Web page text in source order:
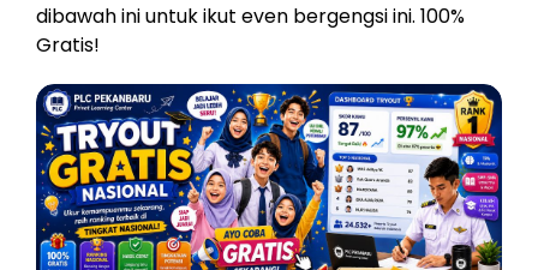
dibawah ini untuk ikut even bergengsi ini. 100%
Gratis!